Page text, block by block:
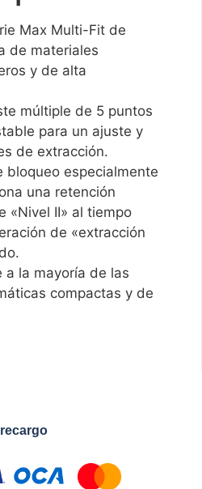
Max Multi-Fit de
de materiales
y de alta
múltiple de 5 puntos
para un ajuste y
de extracción.
bloqueo especialmente
una retención
«Nivel II» al tiempo
de «extracción
a la mayoría de las
compactas y de